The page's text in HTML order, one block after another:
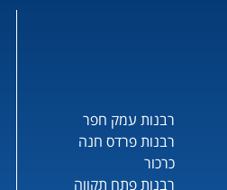
רבנות עמק חפר
רבנות פרדס חנה
כרכור
רבנות פתח תקווה